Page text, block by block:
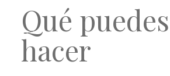
Qué puedes
hacer